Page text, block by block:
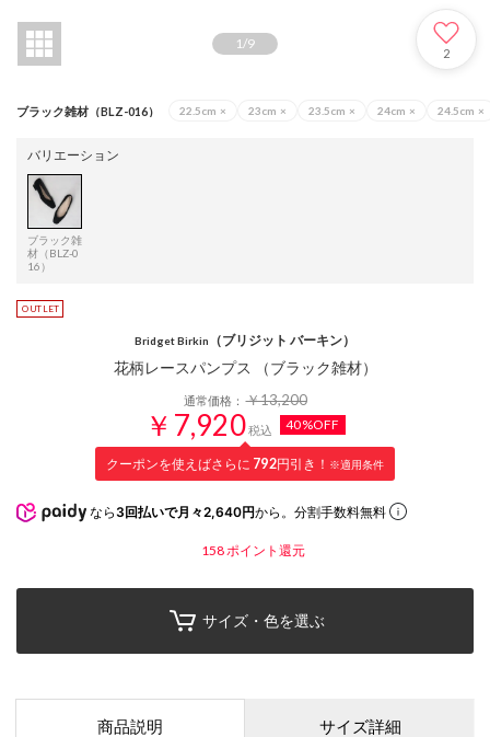
1/9
2
ブラック雑材（BLZ-016） 22.5cm × 23cm × 23.5cm × 24cm × 24.5cm ×
バリエーション
ブラック雑
材（BLZ-0
16）
Bridget Birkin （ブリジット バーキン）
花柄レースパンプス （ブラック雑材）
通常価格：￥13,200
￥7,920税込 40%OFF
クーポンを使えばさらに 792円引き！ ※適用条件
なら 3回払いで月々2,640円から。分割手数料無料
158 ポイント還元
サイズ・色を選ぶ
商品説明 サイズ詳細